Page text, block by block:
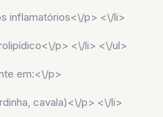
inflamatórios<\/p> <\/li>
p> <\/li> <\/ul>
em:<\/p>
cavala)<\/p> <\/li>